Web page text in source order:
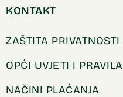
KONTAKT
ZAŠTITA PRIVATNOSTI
OPĆI UVJETI I PRAVILA
NAČINI PLAĆANJA